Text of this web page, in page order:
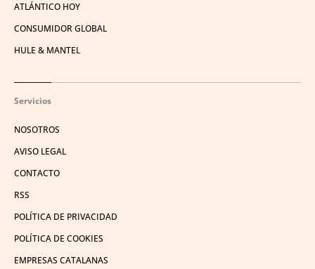
ATLÁNTICO HOY
CONSUMIDOR GLOBAL
HULE & MANTEL
Servicios
NOSOTROS
AVISO LEGAL
CONTACTO
RSS
POLÍTICA DE PRIVACIDAD
POLÍTICA DE COOKIES
EMPRESAS CATALANAS